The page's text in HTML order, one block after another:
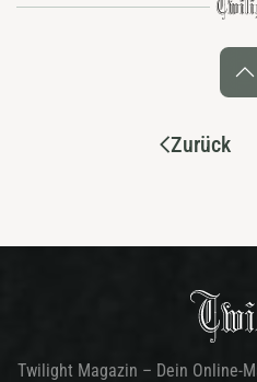
Zurück
Twilight Magazin – Dein Online-